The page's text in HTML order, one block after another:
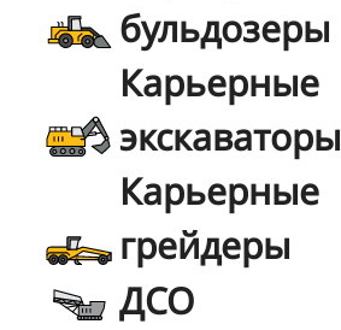
бульдозеры
Карьерные
экскаваторы
Карьерные
грейдеры
ДСО